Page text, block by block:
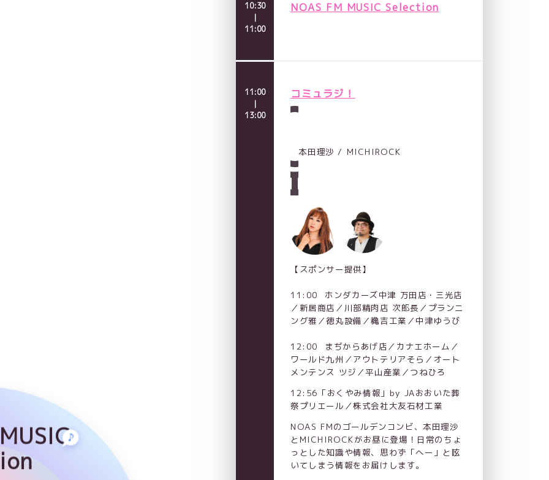
10:30
｜
11:00
NOAS FM MUSIC Selection
11:00
｜
13:00
コミュラジ！
本田理沙 / MICHIROCK
【スポンサー提供】
11:00  ホンダカーズ中津 万田店・三光店
／新居商店／川部精肉店 次郎長／プランニ
ング雅／徳丸設備／穐吉工業／中津ゆうび
12:00  まぢからあげ店／カナエホーム／
ワールド九州／アウトテリアそら／オート
メンテンス ツジ／平山産業／つねひろ
12:56「おくやみ情報」by JAおおいた葬
祭プリエール／株式会社大友石材工業
NOAS FMのゴールデンコンビ、本田理沙
とMICHIROCKがお昼に登場！日常のちょ
っとした知識や情報、思わず「へー」と呟
いてしまう情報をお届けします。